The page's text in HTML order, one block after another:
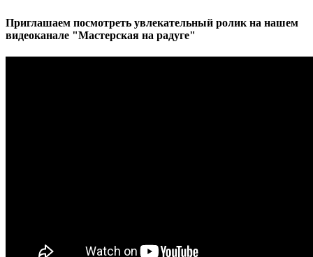
Приглашаем посмотреть увлекательный ролик на нашем
видеоканале "Мастерская на радуге"